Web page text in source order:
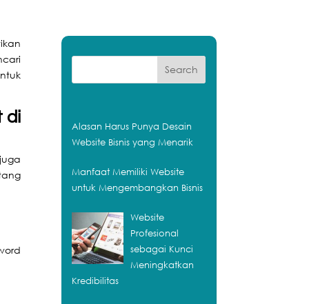
di
Alasan Harus Punya Desain
Website Bisnis yang Menarik
Manfaat Memiliki Website
untuk Mengembangkan Bisnis
Website
Profesional
sebagai Kunci
Meningkatkan
Kredibilitas